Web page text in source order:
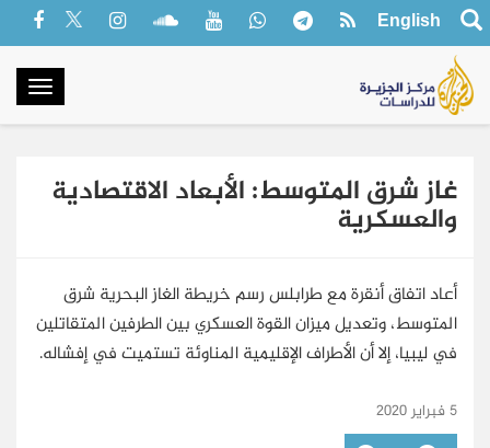
English
غاز شرق المتوسط: الأبعاد الاقتصادية
والعسكرية
أعاد اتفاق أنقرة مع طرابلس رسم خريطة الغاز البحرية شرق
المتوسط، وتعديل ميزان القوة العسكري بين الطرفين المتقاتلين
في ليبيا، إلا أن الأطراف الإقليمية المناوئة تستميت في إفشاله.
5 فبراير 2020